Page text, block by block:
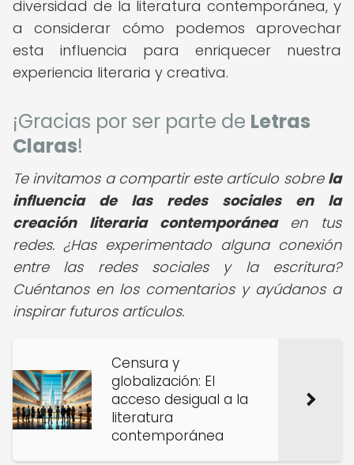
diversidad de la literatura contemporánea, y
a considerar cómo podemos aprovechar
esta influencia para enriquecer nuestra
experiencia literaria y creativa.
¡Gracias por ser parte de Letras
Claras!
Te invitamos a compartir este artículo sobre la
influencia de las redes sociales en la
creación literaria contemporáneaen tus
redes. ¿Has experimentado alguna conexión
entre las redes sociales y la escritura?
Cuéntanos en los comentarios y ayúdanos a
inspirar futuros artículos.
Censura y
globalización: El
acceso desigual a la
literatura
contemporánea